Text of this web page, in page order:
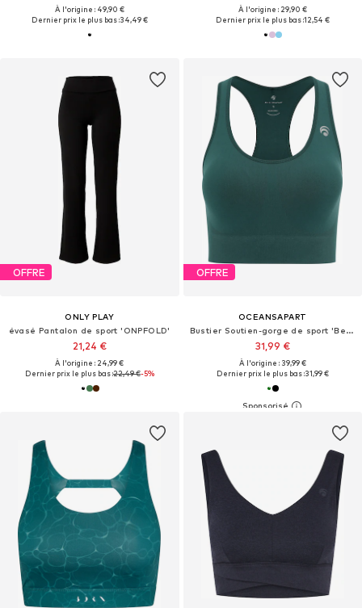
À l'origine : 49,90 €
Dernier prix le plus bas :34,49 €
À l'origine : 29,90 €
Dernier prix le plus bas :12,54 €
OFFRE
ONLY PLAY
évasé Pantalon de sport 'ONPFOLD'
21,24 €
À l'origine : 24,99 €
Dernier prix le plus bas :22,49 €-5%
OFFRE
OCEANSAPART
Bustier Soutien-gorge de sport 'Beverly'
31,99 €
À l'origine : 39,99 €
Dernier prix le plus bas :31,99 €